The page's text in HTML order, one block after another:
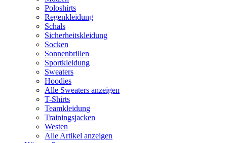
Poloshirts
Regenkleidung
Schals
Sicherheitskleidung
Socken
Sonnenbrillen
Sportkleidung
Sweaters
Hoodies
Alle Sweaters anzeigen
T-Shirts
Teamkleidung
Trainingsjacken
Westen
Alle Artikel anzeigen